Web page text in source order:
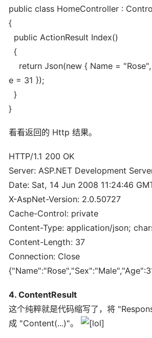
public class HomeController :
{
public ActionResult Index()
{
return Json(new { Name =
e = 31 });
}
}
看看返回的 Http 结果。
HTTP/1.1 200 OK
Server: ASP.NET Development
Date: Sat, 14 Jun 2008 11:24:46
X-AspNet-Version: 2.0.50727
Cache-Control: private
Content-Type: application/json;
Content-Length: 37
Connection: Close
4. ContentResult
这个纯粹就是代码缩写了，将
成 "Content(...)"。